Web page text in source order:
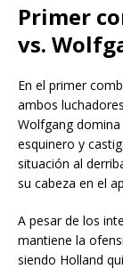
Primer
vs.
En el primer
ambos
Wolfgang
esquinero y
situación al
su cabeza en el
A pesar de los
mantiene la
siendo Holland